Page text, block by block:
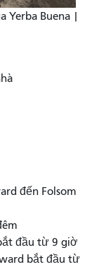
Yerba Buena |
đến Folsom
đầu từ 9 giờ
bắt đầu từ